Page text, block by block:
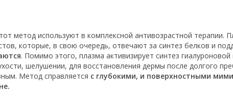
метод используют в комплексной антивозрастной терапии.
которые, в свою очередь, отвечают за синтез белков и
. Помимо этого, плазма активизирует синтез гиалуроновой
шелушении, для восстановления дермы после долгого
Метод справляется с глубокими, и поверхностными